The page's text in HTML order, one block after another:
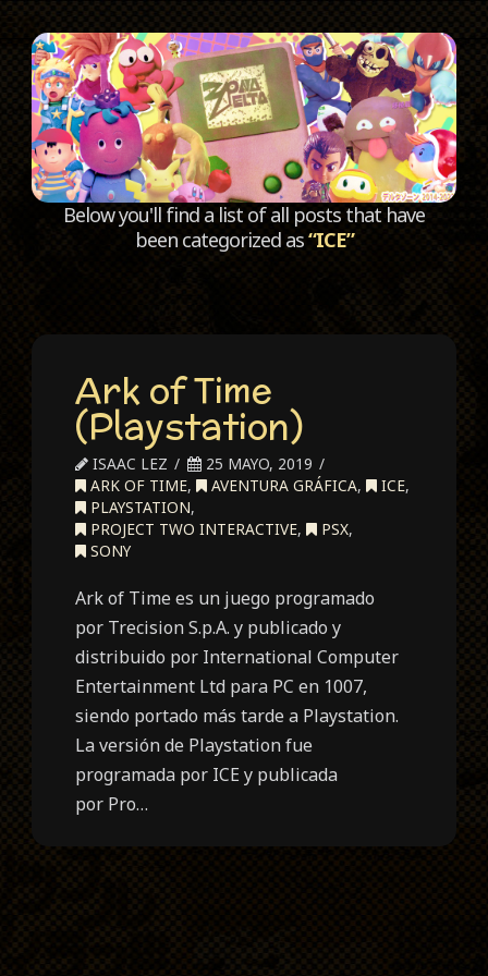
Below you'll find a list of all posts that have
been categorized as“ICE”
Ark of Time
(Playstation)
ISAAC LEZ
25 MAYO, 2019
ARK OF TIME, AVENTURA GRÁFICA, ICE,
PLAYSTATION,
PROJECT TWO INTERACTIVE, PSX,
SONY
Ark of Time es un juego programado
por Trecision S.p.A. y publicado y
distribuido por International Computer
Entertainment Ltd para PC en 1007,
siendo portado más tarde a Playstation.
La versión de Playstation fue
programada por ICE y publicada
por Pro…